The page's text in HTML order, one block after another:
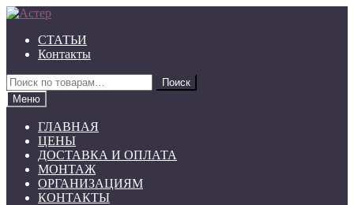
Перейти
навигации
Перейти
содержимому
СТАТЬИ
Контакты
Искать:
Поиск
Меню
ГЛАВНАЯ
ЦЕНЫ
ДОСТАВКА И ОПЛАТА
МОНТАЖ
ОРГАНИЗАЦИЯМ
КОНТАКТЫ